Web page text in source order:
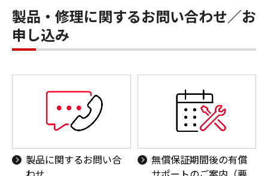
製品・修理に関するお問い合わせ／お
申し込み
製品に関するお問い合
無償保証期間後の有償